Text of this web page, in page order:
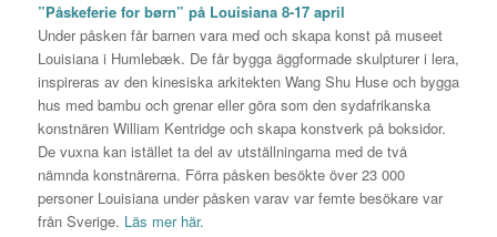
”Påskeferie for børn” på Louisiana 8-17 april
Under påsken får barnen vara med och skapa konst på museet
Louisiana i Humlebæk. De får bygga äggformade skulpturer i lera,
inspireras av den kinesiska arkitekten Wang Shu Huse och bygga
hus med bambu och grenar eller göra som den sydafrikanska
konstnären William Kentridge och skapa konstverk på boksidor.
De vuxna kan istället ta del av utställningarna med de två
nämnda konstnärerna. Förra påsken besökte över 23 000
personer Louisiana under påsken varav var femte besökare var
från Sverige. Läs mer här.